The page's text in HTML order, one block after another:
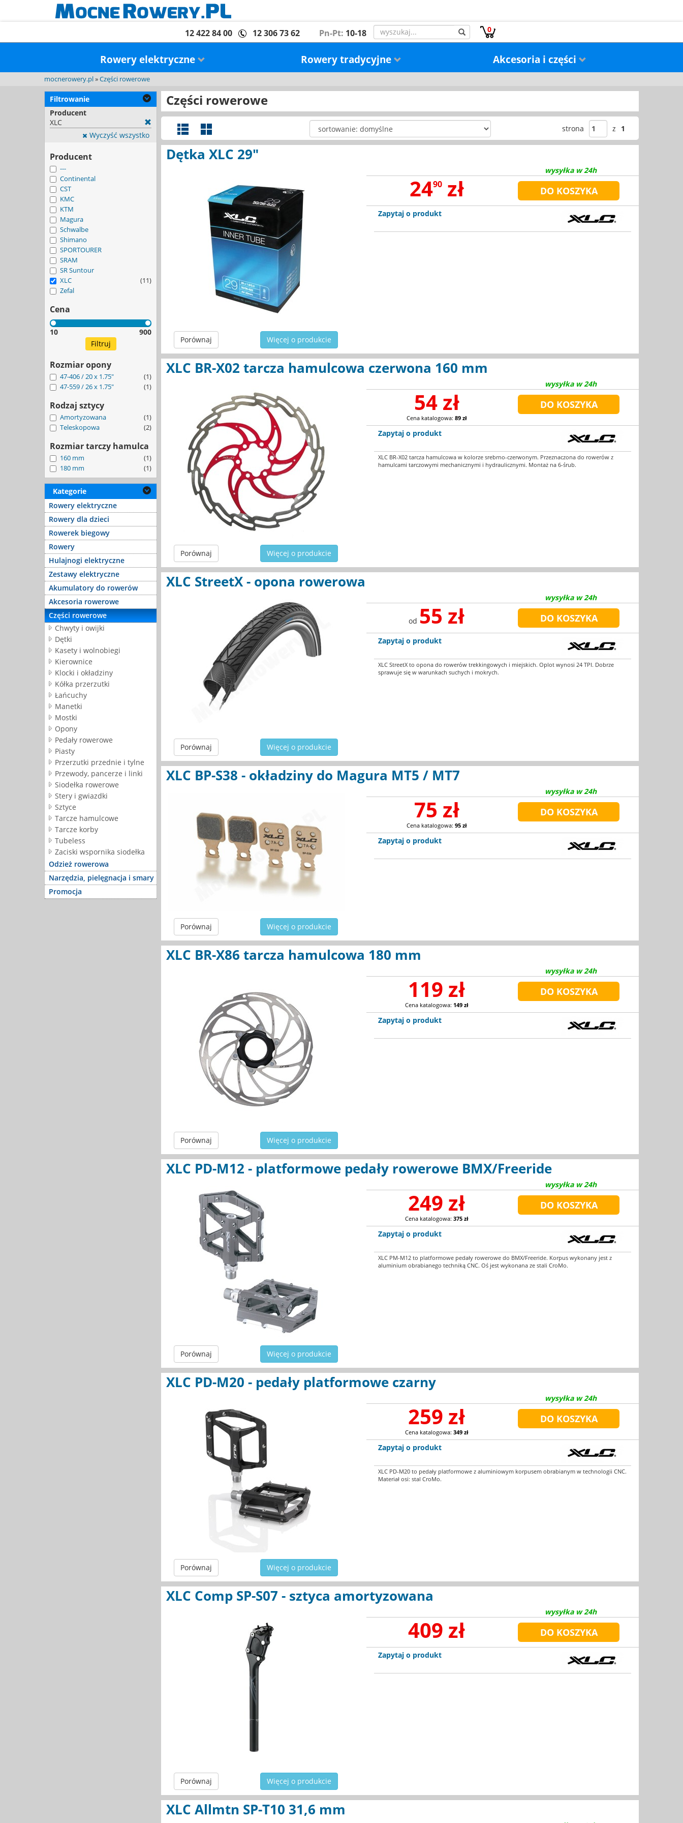
12 422 84 00 12 306 73 62 Pn-Pt: 10-18 0
Rowery elektryczne Rowery tradycyjne Akcesoria i części
mocnerowery.pl»Części rowerowe
Filtrowanie
Producent
XLC
Wyczyść wszystko
Producent
---
Continental
CST
KMC
KTM
Magura
Schwalbe
Shimano
SPORTOURER
SRAM
SR Suntour
XLC
(11)
Zefal
Cena
10 900
Rozmiar opony
47-406 / 20 x 1.75"
(1)
47-559 / 26 x 1.75"
(1)
Rodzaj sztycy
Amortyzowana
(1)
Teleskopowa
(2)
Rozmiar tarczy hamulca
160 mm
(1)
180 mm
(1)
Kategorie
Rowery elektryczne
Rowery dla dzieci
Rowerek biegowy
Rowery
Hulajnogi elektryczne
Zestawy elektryczne
Akumulatory do rowerów
Akcesoria rowerowe
Części rowerowe
Chwyty i owijki
Dętki
Kasety i wolnobiegi
Kierownice
Klocki i okładziny
Kółka przerzutki
Łańcuchy
Manetki
Mostki
Opony
Pedały rowerowe
Piasty
Przerzutki przednie i tylne
Przewody, pancerze i linki
Siodełka rowerowe
Stery i gwiazdki
Sztyce
Tarcze hamulcowe
Tarcze korby
Tubeless
Zaciski wspornika siodełka
Odzież rowerowa
Narzędzia, pielęgnacja i smary
Promocja
Części rowerowe
strona z 1
Dętka XLC 29"
Porównaj Więcej o produkcie
wysyłka w 24h
2490zł
Zapytaj o produkt
XLC BR-X02 tarcza hamulcowa czerwona 160 mm
Porównaj Więcej o produkcie
wysyłka w 24h
54 zł
Cena katalogowa: 89 zł
Zapytaj o produkt
XLC BR-X02 tarcza hamulcowa w kolorze srebrno-czerwonym. Przeznaczona do rowerów z
hamulcami tarczowymi mechanicznymi i hydraulicznymi. Montaż na 6-śrub.
XLC StreetX - opona rowerowa
Porównaj Więcej o produkcie
wysyłka w 24h
od 55 zł
Zapytaj o produkt
XLC StreetX to opona do rowerów trekkingowych i miejskich. Oplot wynosi 24 TPI. Dobrze
sprawuje się w warunkach suchych i mokrych.
XLC BP-S38 - okładziny do Magura MT5 / MT7
Porównaj Więcej o produkcie
wysyłka w 24h
75 zł
Cena katalogowa: 95 zł
Zapytaj o produkt
XLC BR-X86 tarcza hamulcowa 180 mm
Porównaj Więcej o produkcie
wysyłka w 24h
119 zł
Cena katalogowa: 149 zł
Zapytaj o produkt
XLC PD-M12 - platformowe pedały rowerowe BMX/Freeride
Porównaj Więcej o produkcie
wysyłka w 24h
249 zł
Cena katalogowa: 375 zł
Zapytaj o produkt
XLC PM-M12 to platformowe pedały rowerowe do BMX/Freeride. Korpus wykonany jest z
aluminium obrabianego techniką CNC. Oś jest wykonana ze stali CroMo.
XLC PD-M20 - pedały platformowe czarny
Porównaj Więcej o produkcie
wysyłka w 24h
259 zł
Cena katalogowa: 349 zł
Zapytaj o produkt
XLC PD-M20 to pedały platformowe z aluminiowym korpusem obrabianym w technologii CNC.
Materiał osi: stal CroMo.
XLC Comp SP-S07 - sztyca amortyzowana
Porównaj Więcej o produkcie
wysyłka w 24h
409 zł
Zapytaj o produkt
XLC Allmtn SP-T10 31,6 mm